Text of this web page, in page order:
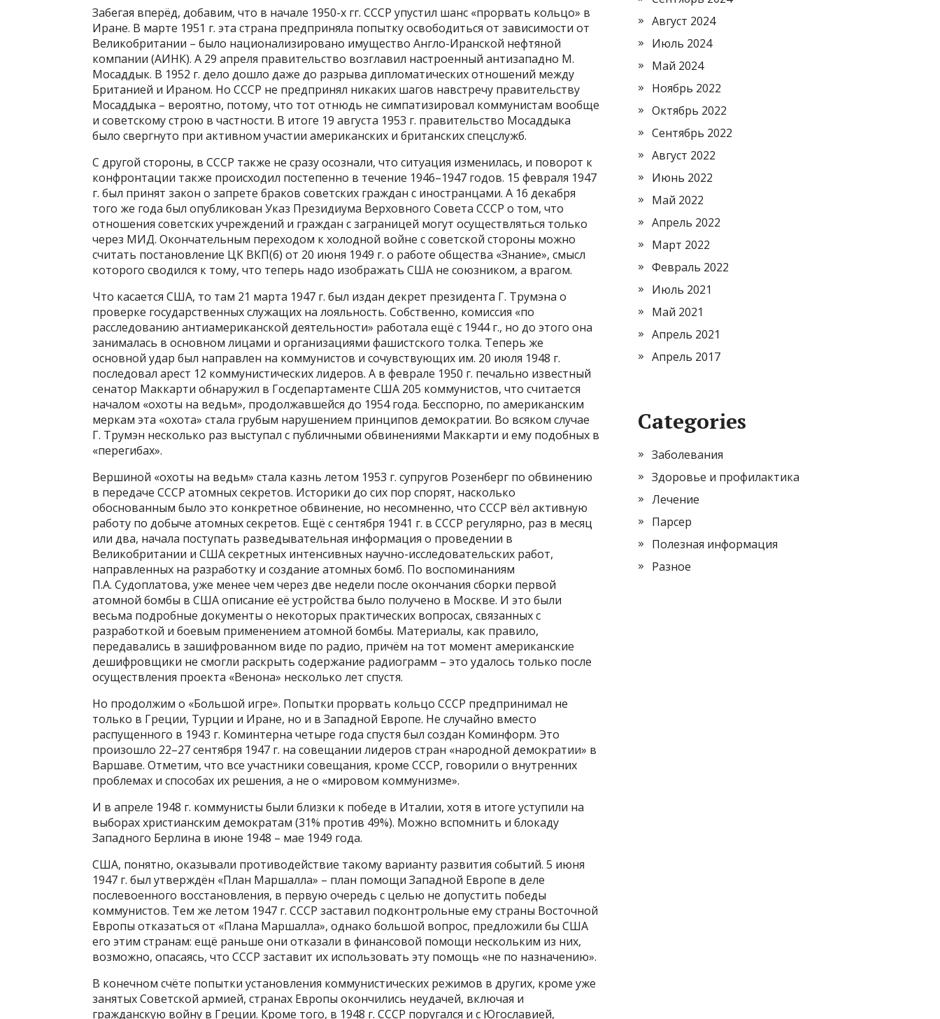
Забегая вперёд, добавим, что в начале 1950-х гг. СССР упустил шанс «прорвать кольцо» в
Иране. В марте 1951 г. эта страна предприняла попытку освободиться от зависимости от
Великобритании – было национализировано имущество Англо-Иранской нефтяной
компании (АИНК). А 29 апреля правительство возглавил настроенный антизападно М.
Мосаддык. В 1952 г. дело дошло даже до разрыва дипломатических отношений между
Британией и Ираном. Но СССР не предпринял никаких шагов навстречу правительству
Мосаддыка – вероятно, потому, что тот отнюдь не симпатизировал коммунистам вообще
и советскому строю в частности. В итоге 19 августа 1953 г. правительство Мосаддыка
было свергнуто при активном участии американских и британских спецслужб.
С другой стороны, в СССР также не сразу осознали, что ситуация изменилась, и поворот к
конфронтации также происходил постепенно в течение 1946–1947 годов. 15 февраля 1947
г. был принят закон о запрете браков советских граждан с иностранцами. А 16 декабря
того же года был опубликован Указ Президиума Верховного Совета СССР о том, что
отношения советских учреждений и граждан с заграницей могут осуществляться только
через МИД. Окончательным переходом к холодной войне с советской стороны можно
считать постановление ЦК ВКП(б) от 20 июня 1949 г. о работе общества «Знание», смысл
которого сводился к тому, что теперь надо изображать США не союзником, а врагом.
Что касается США, то там 21 марта 1947 г. был издан декрет президента Г. Трумэна о
проверке государственных служащих на лояльность. Собственно, комиссия «по
расследованию антиамериканской деятельности» работала ещё с 1944 г., но до этого она
занималась в основном лицами и организациями фашистского толка. Теперь же
основной удар был направлен на коммунистов и сочувствующих им. 20 июля 1948 г.
последовал арест 12 коммунистических лидеров. А в феврале 1950 г. печально известный
сенатор Маккарти обнаружил в Госдепартаменте США 205 коммунистов, что считается
началом «охоты на ведьм», продолжавшейся до 1954 года. Бесспорно, по американским
меркам эта «охота» стала грубым нарушением принципов демократии. Во всяком случае
Г. Трумэн несколько раз выступал с публичными обвинениями Маккарти и ему подобных в
«перегибах».
Вершиной «охоты на ведьм» стала казнь летом 1953 г. супругов Розенберг по обвинению
в передаче СССР атомных секретов. Историки до сих пор спорят, насколько
обоснованным было это конкретное обвинение, но несомненно, что СССР вёл активную
работу по добыче атомных секретов. Ещё с сентября 1941 г. в СССР регулярно, раз в месяц
или два, начала поступать разведывательная информация о проведении в
Великобритании и США секретных интенсивных научно-исследовательских работ,
направленных на разработку и создание атомных бомб. По воспоминаниям
П.А. Судоплатова, уже менее чем через две недели после окончания сборки первой
атомной бомбы в США описание её устройства было получено в Москве. И это были
весьма подробные документы о некоторых практических вопросах, связанных с
разработкой и боевым применением атомной бомбы. Материалы, как правило,
передавались в зашифрованном виде по радио, причём на тот момент американские
дешифровщики не смогли раскрыть содержание радиограмм – это удалось только после
осуществления проекта «Венона» несколько лет спустя.
Но продолжим о «Большой игре». Попытки прорвать кольцо СССР предпринимал не
только в Греции, Турции и Иране, но и в Западной Европе. Не случайно вместо
распущенного в 1943 г. Коминтерна четыре года спустя был создан Коминформ. Это
произошло 22–27 сентября 1947 г. на совещании лидеров стран «народной демократии» в
Варшаве. Отметим, что все участники совещания, кроме СССР, говорили о внутренних
проблемах и способах их решения, а не о «мировом коммунизме».
И в апреле 1948 г. коммунисты были близки к победе в Италии, хотя в итоге уступили на
выборах христианским демократам (31% против 49%). Можно вспомнить и блокаду
Западного Берлина в июне 1948 – мае 1949 года.
США, понятно, оказывали противодействие такому варианту развития событий. 5 июня
1947 г. был утверждён «План Маршалла» – план помощи Западной Европе в деле
послевоенного восстановления, в первую очередь с целью не допустить победы
коммунистов. Тем же летом 1947 г. СССР заставил подконтрольные ему страны Восточной
Европы отказаться от «Плана Маршалла», однако большой вопрос, предложили бы США
его этим странам: ещё раньше они отказали в финансовой помощи нескольким из них,
возможно, опасаясь, что СССР заставит их использовать эту помощь «не по назначению».
В конечном счёте попытки установления коммунистических режимов в других, кроме уже
занятых Советской армией, странах Европы окончились неудачей, включая и
гражданскую войну в Греции. Кроме того, в 1948 г. СССР поругался и с Югославией,
Август 2024
Июль 2024
Май 2024
Ноябрь 2022
Октябрь 2022
Сентябрь 2022
Август 2022
Июнь 2022
Май 2022
Апрель 2022
Март 2022
Февраль 2022
Июль 2021
Май 2021
Апрель 2021
Апрель 2017
Categories
Заболевания
Здоровье и профилактика
Лечение
Парсер
Полезная информация
Разное